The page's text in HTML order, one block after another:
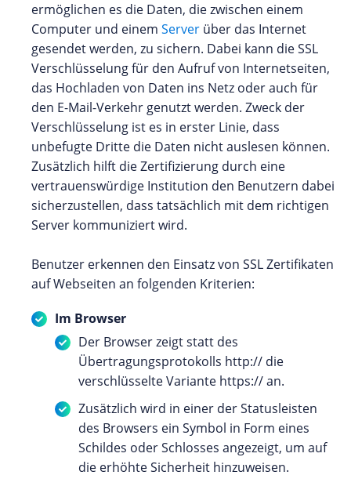
ermöglichen es die Daten, die zwischen einem
Computer und einem Server über das Internet
gesendet werden, zu sichern. Dabei kann die SSL
Verschlüsselung für den Aufruf von Internetseiten,
das Hochladen von Daten ins Netz oder auch für
den E-Mail-Verkehr genutzt werden. Zweck der
Verschlüsselung ist es in erster Linie, dass
unbefugte Dritte die Daten nicht auslesen können.
Zusätzlich hilft die Zertifizierung durch eine
vertrauenswürdige Institution den Benutzern dabei
sicherzustellen, dass tatsächlich mit dem richtigen
Server kommuniziert wird.
Benutzer erkennen den Einsatz von SSL Zertifikaten
auf Webseiten an folgenden Kriterien:
Im Browser
Der Browser zeigt statt des
Übertragungsprotokolls http:// die
verschlüsselte Variante https:// an.
Zusätzlich wird in einer der Statusleisten
des Browsers ein Symbol in Form eines
Schildes oder Schlosses angezeigt, um auf
die erhöhte Sicherheit hinzuweisen.